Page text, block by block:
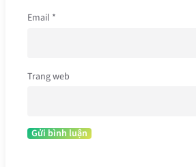
Email *
Trang web